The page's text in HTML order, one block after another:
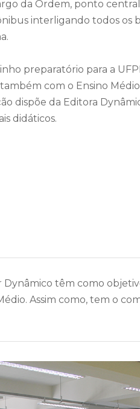
da Ordem, ponto
interligando todos os
preparatório para a
com o Ensino
dispõe da Editora
didáticos.
Dynâmico têm como
Assim como, tem o